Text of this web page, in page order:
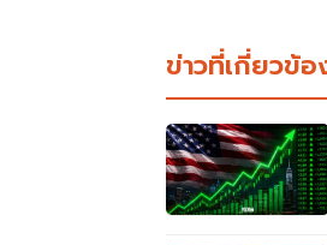
ข่าวที่เกี่ยวข้อ